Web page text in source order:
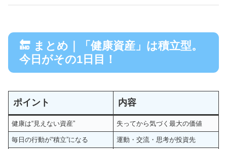
🔚 まとめ｜「健康資産」は積立型。
今日がその1日目！
ポイント 内容
健康は“見えない資産” 失ってから気づく最大の価値
毎日の行動が“積立”になる 運動・交流・思考が投資先